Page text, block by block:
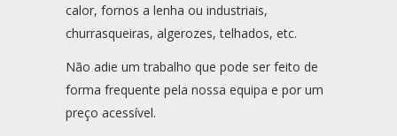
calor, fornos a lenha ou industriais,
churrasqueiras, algerozes, telhados, etc.
Não adie um trabalho que pode ser feito de
forma frequente pela nossa equipa e por um
preço acessível.